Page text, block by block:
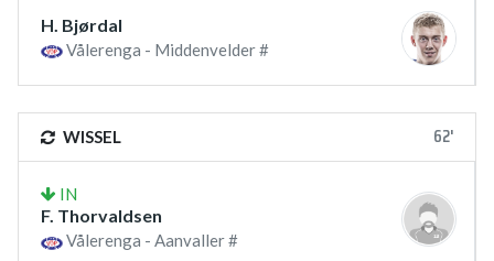
H. Bjørdal
Vålerenga - Middenvelder #
WISSEL 62'
IN
F. Thorvaldsen
Vålerenga - Aanvaller #